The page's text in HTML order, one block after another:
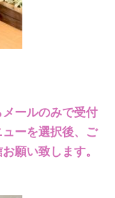
ールのみで受付
ーを選択後、ご
願い致します。